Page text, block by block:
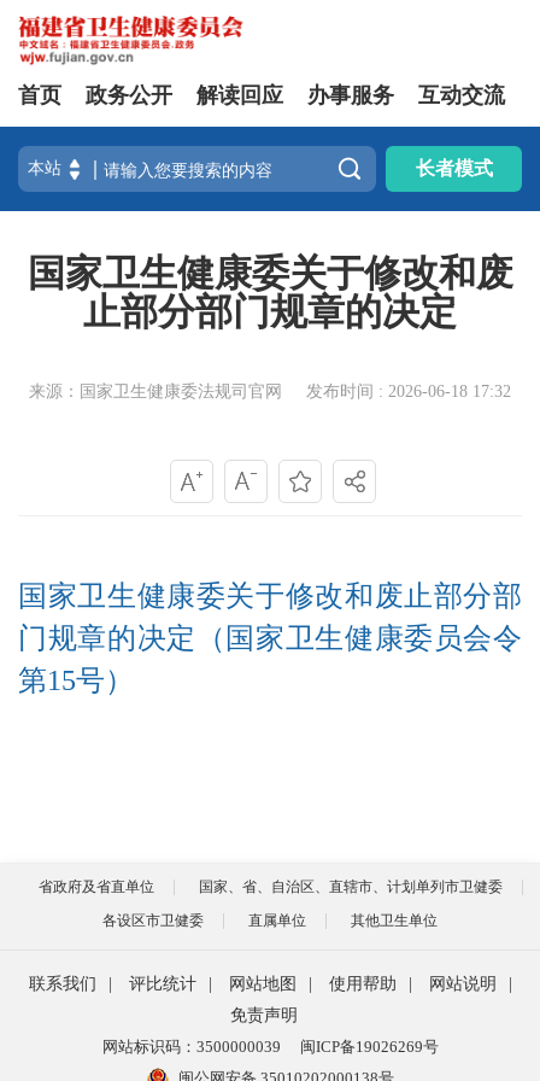
首页 政务公开 解读回应 办事服务 互动交流
 长者模式
国家卫生健康委关于修改和废
止部分部门规章的决定
来源：国家卫生健康委法规司官网 发布时间 : 2026-06-18 17:32
国家卫生健康委关于修改和废止部分部
门规章的决定（国家卫生健康委员会令
第15号）
省政府及省直单位
国家、省、自治区、直辖市、计划单列市卫健委
各设区市卫健委
直属单位 其他卫生单位
联系我们 评比统计 网站地图 使用帮助 网站说明
免责声明
网站标识码：3500000039
闽ICP备19026269号